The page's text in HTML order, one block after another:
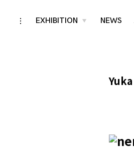
Skip
toggleEXHIBITION
toggle
NEWS